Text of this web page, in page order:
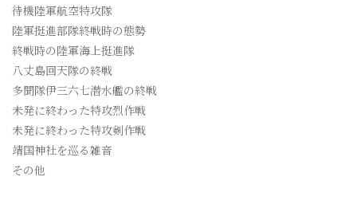
特攻像の奉納
会報
待機陸軍航空特攻隊
陸軍挺進部隊終戦時の態勢
終戦時の陸軍海上挺進隊
八丈島回天隊の終戦
多聞隊伊三六七潜水艦の終戦
未発に終わった特攻烈作戦
未発に終わった特攻剣作戦
靖国神社を巡る雑音
その他